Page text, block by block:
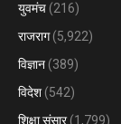
युवमंच (216)
राजराग(5,922)
विज्ञान (389)
विदेश (542)
शिक्षा संसार(1,799)